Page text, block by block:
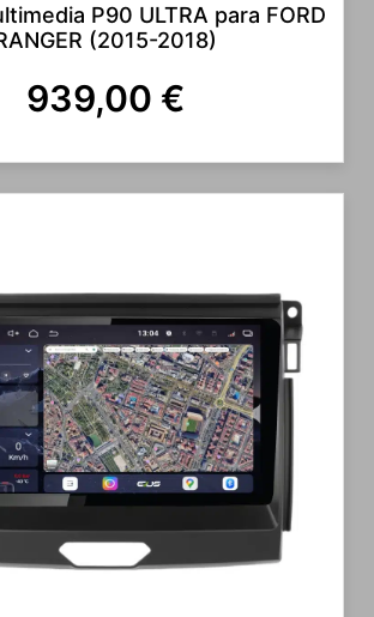
P90 ULTRA para FORD
(2015-2018)
939,00 €